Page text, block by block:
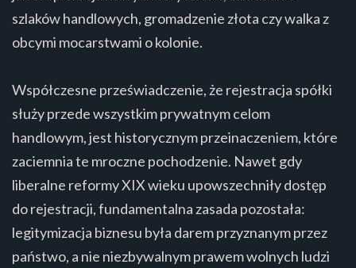
szlaków handlowych, gromadzenie złota czy walka z
obcymi mocarstwami o kolonie.
Współczesne przeświadczenie, że rejestracja spółki
służy przede wszystkim prywatnym celom
handlowym, jest historycznym przeinaczeniem, które
zaciemnia te mroczne pochodzenie. Nawet gdy
liberalne reformy XIX wieku upowszechniły dostęp
do rejestracji, fundamentalna zasada pozostała:
legitymizacja biznesu była darem przyznanym przez
państwo, a nie niezbywalnym prawem wolnych ludzi